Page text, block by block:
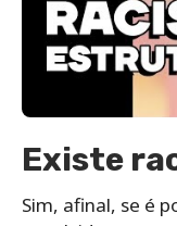
Existe
Sim, afinal, se é